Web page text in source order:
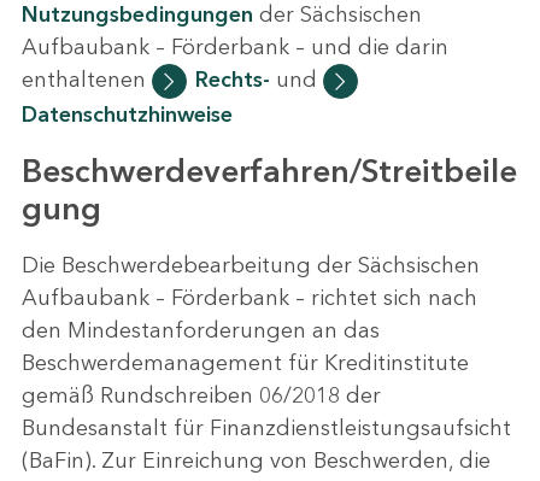
Nutzungsbedingungen der Sächsischen
Aufbaubank – Förderbank – und die darin
enthaltenen
Rechts- und
Datenschutzhinweise
Beschwerdeverfahren/Streitbeile
gung
Die Beschwerdebearbeitung der Sächsischen
Aufbaubank – Förderbank – richtet sich nach
den Mindestanforderungen an das
Beschwerdemanagement für Kreditinstitute
gemäß Rundschreiben 06/2018 der
Bundesanstalt für Finanzdienstleistungsaufsicht
(BaFin). Zur Einreichung von Beschwerden, die